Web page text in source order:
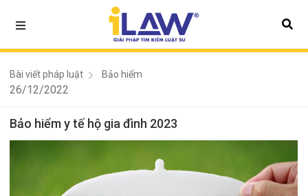
Bài viết pháp luật Bảo hiểm
26/12/2022
Bảo hiểm y tế hộ gia đình 2023